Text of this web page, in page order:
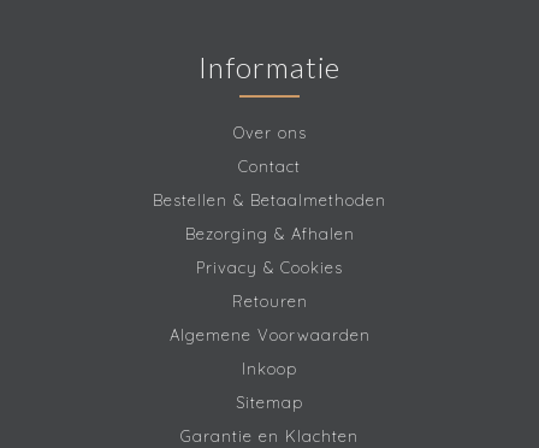
Informatie
Over ons
Contact
Bestellen & Betaalmethoden
Bezorging & Afhalen
Privacy & Cookies
Retouren
Algemene Voorwaarden
Inkoop
Sitemap
Garantie en Klachten